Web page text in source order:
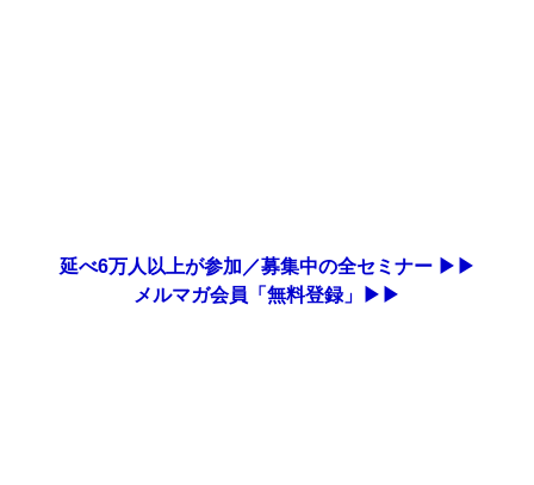
延べ6万人以上が参加／募集中の全セミナー ▶▶
メルマガ会員「無料登録」▶▶